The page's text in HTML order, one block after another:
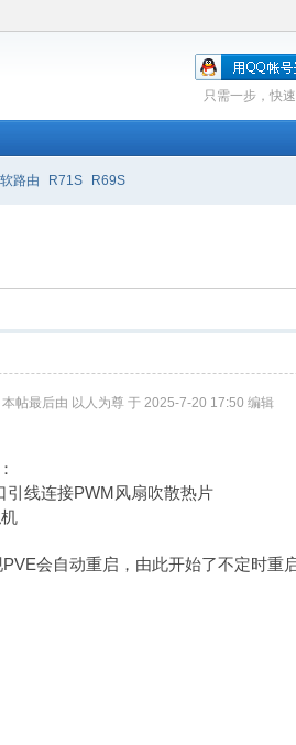
只需一步，快
软路由 R71S R69S
本帖最后由 以人为尊 于 2025-7-20 17:50 编辑
引线连接PWM风扇吹散热片
会自动重启，由此开始了不定时重